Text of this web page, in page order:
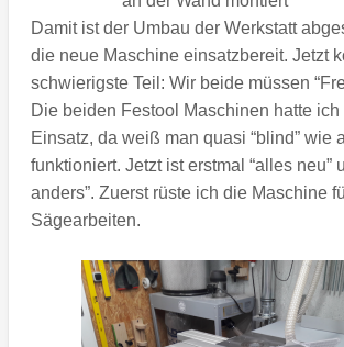
Damit ist der Umbau der Werkstatt
die neue Maschine einsatzbereit. Jetzt
schwierigste Teil: Wir beide müssen
Die beiden Festool Maschinen hatte ich
Einsatz, da weiß man quasi “blind” wie
funktioniert. Jetzt ist erstmal “alles neu”
anders”. Zuerst rüste ich die Maschine
Sägearbeiten.